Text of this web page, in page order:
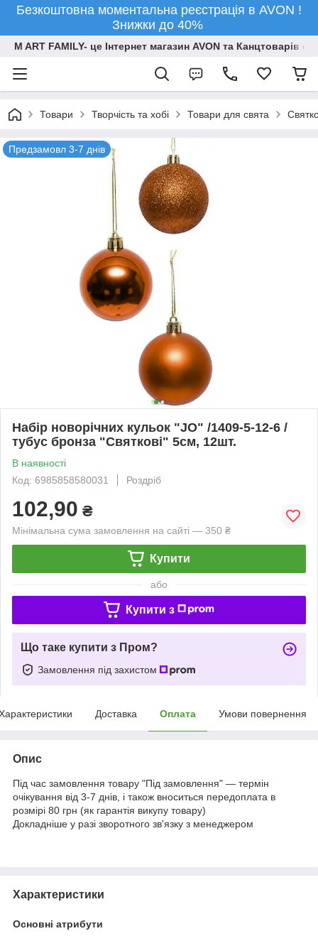
Безкоштовна моментальна реєстрація в AVON !
Знижки до 40%
M ART FAMILY- це Інтернет магазин AVON та Канцтоварів
Товари Творчiсть та хобi Товари для свята
Предзамовл 3-7 днів
Набір новорічних кульок "JO" /1409-5-12-6 /
тубус бронза "Святкові" 5см, 12шт.
В наявності
Код: 6985858580031
Роздріб
102,90 ₴
Мінімальна сума замовлення на сайті — 350 ₴
Купити
або
Купити з
Що таке купити з Пром?
Замовлення під захистом
Доставка Оплата Умови повернення
Опис
Під час замовлення товару "Під замовлення" — термін
очікування від 3-7 днів, і також вноситься передоплата в
розмірі 80 грн (як гарантія викупу товару)
Докладніше у разі зворотного зв'язку з менеджером
Характеристики
Основні атрибути